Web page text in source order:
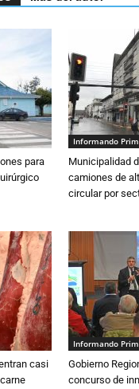
para
Informando
Municipalidad
camiones de
circular por
casi
Informando
Gobierno
concurso de